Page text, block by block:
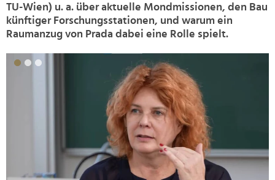
TU-Wien) u. a. über aktuelle Mondmissionen, den Bau
künftiger Forschungsstationen, und warum ein
Raumanzug von Prada dabei eine Rolle spielt.